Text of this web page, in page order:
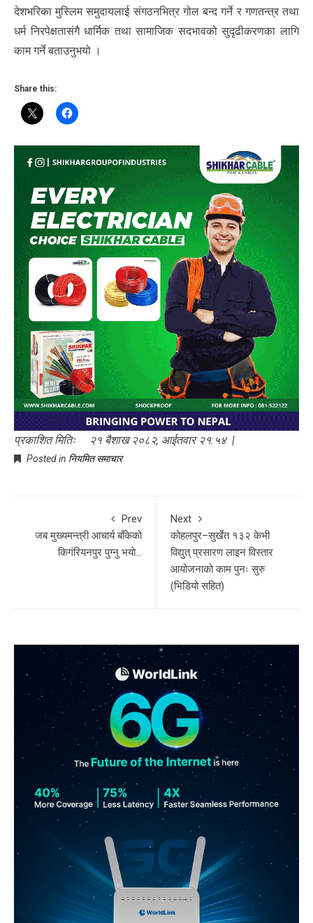
देशभरिका मुस्लिम समुदायलाई संगठनभित्र गोल बन्द गर्ने र गणतन्त्र तथा
धर्म निरपेक्षतासंगै धार्मिक तथा सामाजिक सदभावको सुदृढीकरणका लागि
काम गर्ने बताउनुभयो ।
Share this:
प्रकाशित मितिः २१ बैशाख २०८२, आईतवार २१:५४ |
Posted in नियमित समाचार
Prev
जब मुख्यमन्त्री आचार्य बाँकेकाे
किगंरियनपुर पुग्नु भयाे…
Next
कोहलपुर–सुर्खेत १३२ केभी
विद्युत् प्रसारण लाइन विस्तार
आयोजनाको काम पुनः सुरु
(भिडियो सहित)